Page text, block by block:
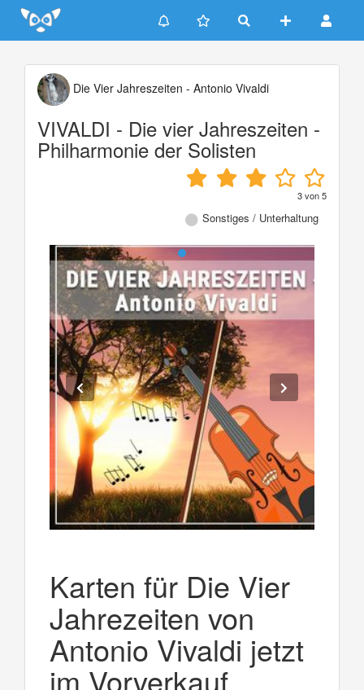
Update cookies preferences
Die Vier Jahreszeiten - Antonio Vivaldi
VIVALDI - Die vier Jahreszeiten -
Philharmonie der Solisten
3von5
Sonstiges / Unterhaltung
Karten für Die Vier
Jahrezeiten von
Antonio Vivaldi jetzt
im Vorverkauf